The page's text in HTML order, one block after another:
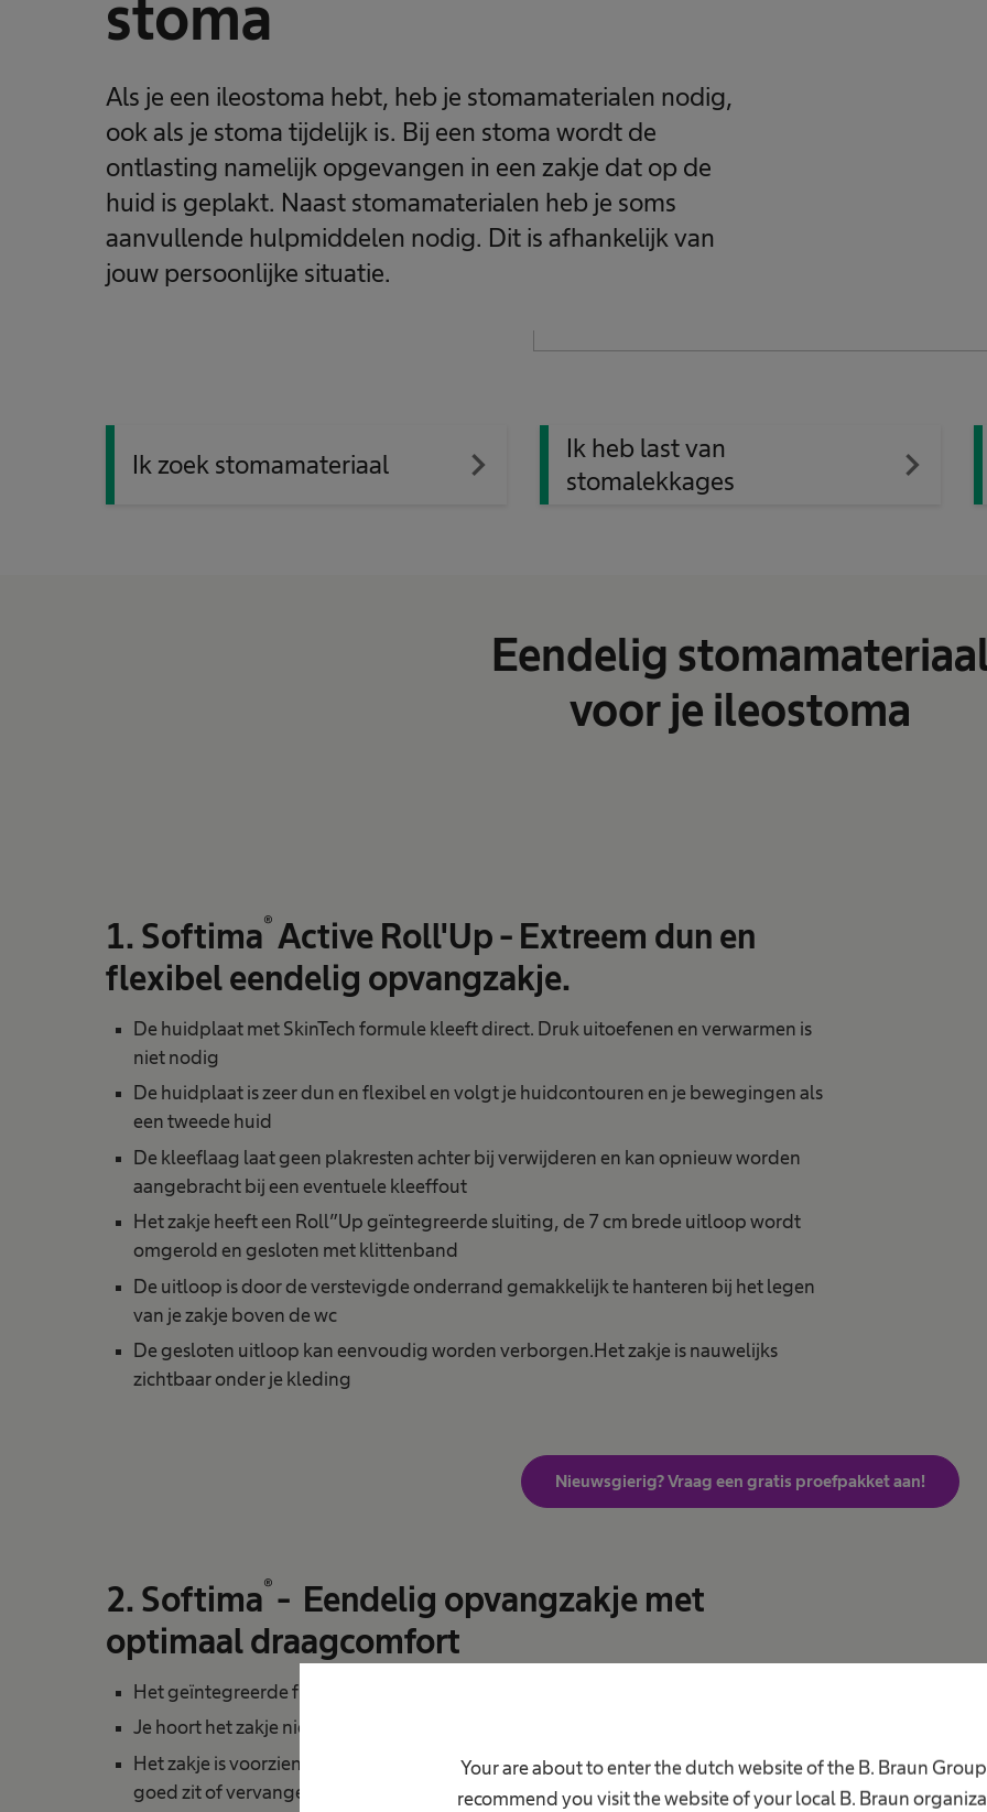
Your are about to enter the dutch website of the B. Braun
recommend you visit the website of your local B. Braun
stoma
Als je een ileostoma hebt, heb je stomamaterialen nodig,
ook als je stoma tijdelijk is. Bij een stoma wordt de
ontlasting namelijk opgevangen in een zakje dat op de
huid is geplakt. Naast stomamaterialen heb je soms
aanvullende hulpmiddelen nodig. Dit is afhankelijk van
jouw persoonlijke situatie.
Ik zoek stomamateriaal navigate_next
Ik heb last van
stomalekkages
navigate_next
Eendelig
voor je ileostoma
1. Softima®Active Roll'Up - Extreem dun en
flexibel eendelig opvangzakje.
De huidplaat met SkinTech formule kleeft direct. Druk uitoefenen en verwarmen is
niet nodig
De huidplaat is zeer dun en flexibel en volgt je huidcontouren en je bewegingen als
een tweede huid
De kleeflaag laat geen plakresten achter bij verwijderen en kan opnieuw worden
aangebracht bij een eventuele kleeffout
Het zakje heeft een Roll”Up geïntegreerde sluiting, de 7 cm brede uitloop wordt
omgerold en gesloten met klittenband
De uitloop is door de verstevigde onderrand gemakkelijk te hanteren bij het legen
van je zakje boven de wc
De gesloten uitloop kan eenvoudig worden verborgen.Het zakje is nauwelijks
zichtbaar onder je kleding
Nieuwsgierig? Vraag een gratis proefpakket aan!
2. Softima®- Eendelig opvangzakje met
optimaal draagcomfort
Het geïntegreerde filter laat geen ongewenste geurtjes vrij komen
Je hoort het zakje niet als je beweegt
Het zakje is voorzien van een kijkvenster om te kunnen controleren of je zakje nog
goed zit of vervangen moet worden